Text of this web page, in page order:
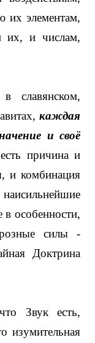
элементам,
их, и числам,
славянском,
каждая
и своё
причина и
и комбинация
в особенности,
силы -
Доктрина
Звук есть,
изумительная